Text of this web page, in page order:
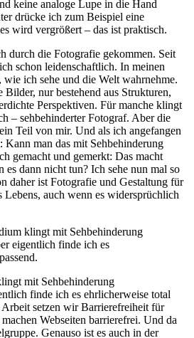
keine analoge Lupe in die Hand
drücke ich zum Beispiel eine
wird vergrößert – das ist praktisch.
durch die Fotografie gekommen. Seit
schon leidenschaftlich. In meinen
ich sehe und die Welt wahrnehme.
Bilder, nur bestehend aus Strukturen,
Perspektiven. Für manche klingt
– sehbehinderter Fotograf. Aber die
Teil von mir. Und als ich angefangen
Kann man das mit Sehbehinderung
gemacht und gemerkt: Das macht
es dann nicht tun? Ich sehe nun mal so
daher ist Fotografie und Gestaltung für
auch wenn es widersprüchlich
klingt mit Sehbehinderung
eigentlich finde ich es
mit Sehbehinderung
finde ich es ehrlicherweise total
Arbeit setzen wir Barrierefreiheit für
Webseiten barrierefrei. Und da
Genauso ist es auch in der